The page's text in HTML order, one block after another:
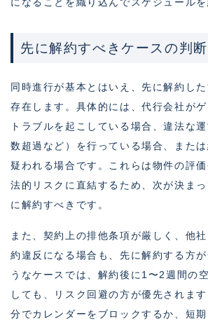
になることを織り込んでスケジュールを
先に解約すべきケースの判
同時進行が基本とはいえ、先に解約し
存在します。具体的には、代行会社が
トラブルを起こしている場合、違法な
数超過など）を行っている場合、また
疑われる場合です。これらは物件の評
法的リスクに直結するため、次が決ま
に解約すべきです。
また、契約上の排他条項が厳しく、他
約違反になる場合も、先に解約する方
うなケースでは、解約後に1〜2週間の
しても、リスク回避の方が優先されま
分でカレンダーをブロックするか、短